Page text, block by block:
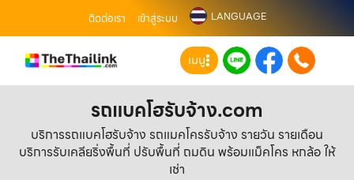
ติดต่อเรา เข้าสู่ระบบ LANGUAGE
เมนู
รถแบคโฮรับจ้าง.com
บริการรถแบคโฮรับจ้าง รถแมคโครรับจ้าง รายวัน รายเดือน
บริการรับเคลียริ่งพื้นที่ ปรับพื้นที่ ถมดิน พร้อมแม็คโคร หกล้อ ให้
เช่า